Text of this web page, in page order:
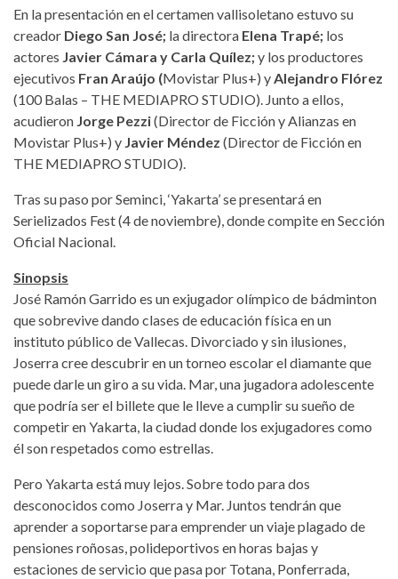
En la presentación en el certamen vallisoletano estuvo su
creador Diego San José; la directora Elena Trapé; los
actores Javier Cámara y Carla Quílez;y los productores
ejecutivos Fran Araújo (Movistar Plus+) yAlejandro Flórez
(100 Balas – THE MEDIAPRO STUDIO). Junto a ellos,
acudieron Jorge Pezzi(Director de Ficción y Alianzas en
Movistar Plus+) y Javier Méndez (Director de Ficción en
THE MEDIAPRO STUDIO).
Tras su paso por Seminci, ‘Yakarta’ se presentará en
Serielizados Fest (4 de noviembre), donde compite en Sección
Oficial Nacional.
Sinopsis
José Ramón Garrido es un exjugador olímpico de bádminton
que sobrevive dando clases de educación física en un
instituto público de Vallecas. Divorciado y sin ilusiones,
Joserra cree descubrir en un torneo escolar el diamante que
puede darle un giro a su vida. Mar, una jugadora adolescente
que podría ser el billete que le lleve a cumplir su sueño de
competir en Yakarta, la ciudad donde los exjugadores como
él son respetados como estrellas.
Pero Yakarta está muy lejos. Sobre todo para dos
desconocidos como Joserra y Mar. Juntos tendrán que
aprender a soportarse para emprender un viaje plagado de
pensiones roñosas, polideportivos en horas bajas y
estaciones de servicio que pasa por Totana, Ponferrada,